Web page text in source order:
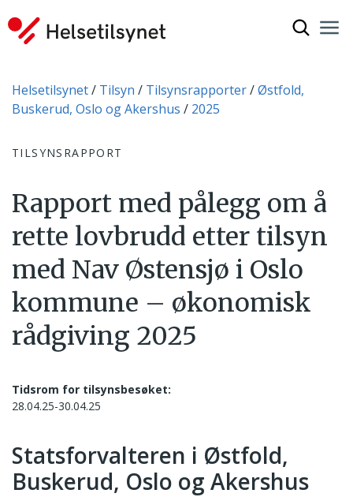
Du er her:
Helsetilsynet Tilsyn Tilsynsrapporter
Østfold,
Buskerud, Oslo og Akershus
2025
TILSYNSRAPPORT
Rapport med pålegg om å
rette lovbrudd etter tilsyn
med Nav Østensjø i Oslo
kommune – økonomisk
rådgiving 2025
Tidsrom for tilsynsbesøket:
28.04.25-30.04.25
Statsforvalteren i Østfold,
Buskerud, Oslo og Akershus